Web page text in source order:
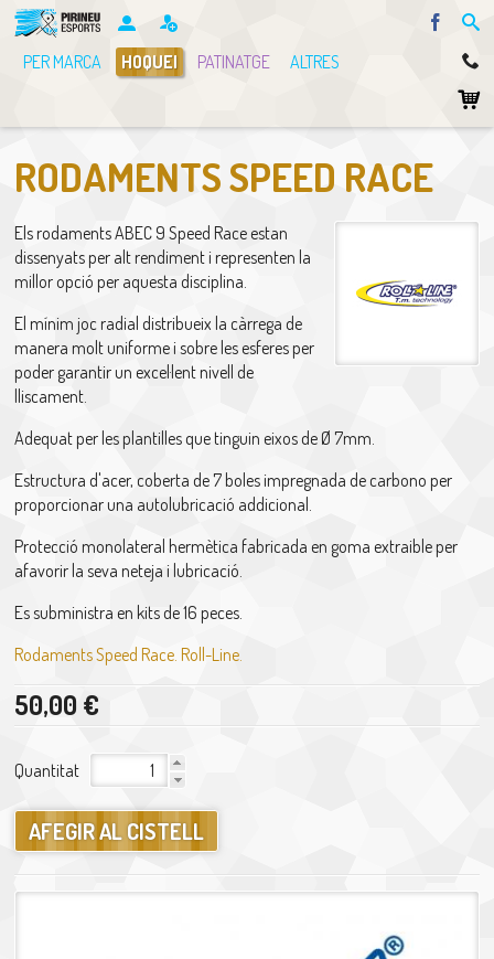
PER MARCA
HOQUEI PATINATGE ALTRES
RODAMENTS SPEED RACE
Els rodaments ABEC 9 Speed Race estan
dissenyats per alt rendiment i representen la
millor opció per aquesta disciplina.
El mínim joc radial distribueix la càrrega de
manera molt uniforme i sobre les esferes per
poder garantir un excel·lent nivell de
lliscament.
Adequat per les plantilles que tinguin eixos de Ø 7mm.
Estructura d'acer, coberta de 7 boles impregnada de carbono per
proporcionar una autolubricació addicional.
Protecció monolateral hermètica fabricada en goma extraible per
afavorir la seva neteja i lubricació.
Es subministra en kits de 16 peces.
Rodaments Speed Race. Roll-Line.
50,00 €
Quantitat